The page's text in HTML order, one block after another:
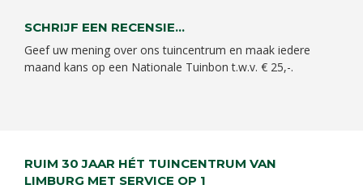
SCHRIJF EEN RECENSIE...
Geef uw mening over ons tuincentrum en maak iedere
maand kans op een Nationale Tuinbon t.w.v. € 25,-.
RUIM 30 JAAR HÉT TUINCENTRUM VAN
LIMBURG MET SERVICE OP 1